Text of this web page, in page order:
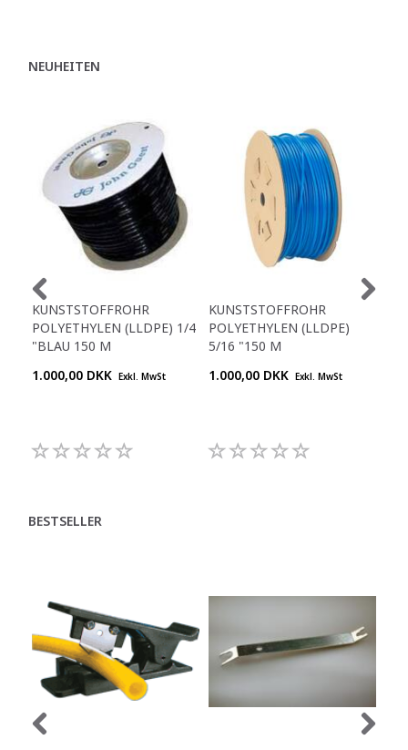
NEUHEITEN
KUNSTSTOFFROHR
POLYETHYLEN (LLDPE) 1/4
"BLAU 150 M
1.000,00 DKK Exkl. MwSt
KUNSTSTOFFROHR
POLYETHYLEN (LLDPE)
5/16 "150 M
1.000,00 DKK Exkl. MwSt
BESTSELLER